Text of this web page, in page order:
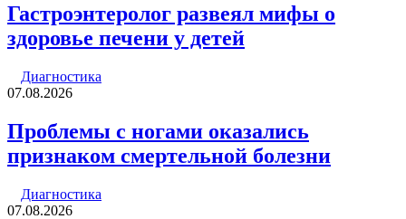
Гастроэнтеролог развеял мифы о
здоровье печени у детей
Диагностика
07.08.2026
Проблемы с ногами оказались
признаком смертельной болезни
Диагностика
07.08.2026